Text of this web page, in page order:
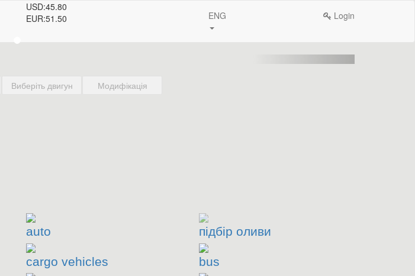
USD:45.80
EUR:51.50 ENG Login
auto підбір оливи
cargo vehicles bus